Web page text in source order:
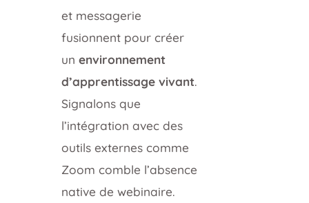
et messagerie
fusionnent pour créer
unenvironnement
d’apprentissage vivant.
Signalons que
l’intégration avec des
outils externes comme
Zoom comble l’absence
native de webinaire.